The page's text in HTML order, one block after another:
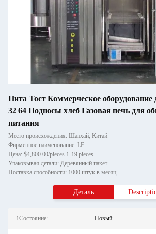
Пита Тост Коммерческое оборудование
32 64 Подносы хлеб Газовая печь для
питания
Место происхождения: Шанхай, Китай
Фирменное наименование: LF
Цена: $4,800.00/pieces 1-19 pieces
Упаковывая детали: Деревянный пакет
Поставка способности: 1000 штук в месяц
Деталь
1Состояние: Новый